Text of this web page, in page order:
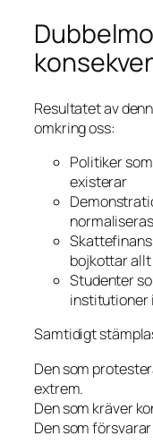
Resultatet av
omkring oss:
Politiker
existerar
normaliseras
bojkottar
Studenter
institutioner
Samtidigt
Den som
extrem.
Den som kräver
Den som